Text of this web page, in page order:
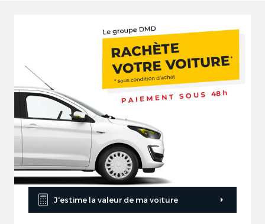
J'estime la valeur de ma voiture